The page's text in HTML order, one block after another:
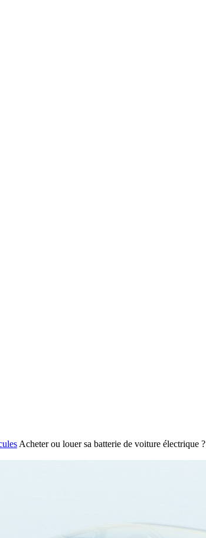
Acheter ou louer sa batterie de voiture électrique ?